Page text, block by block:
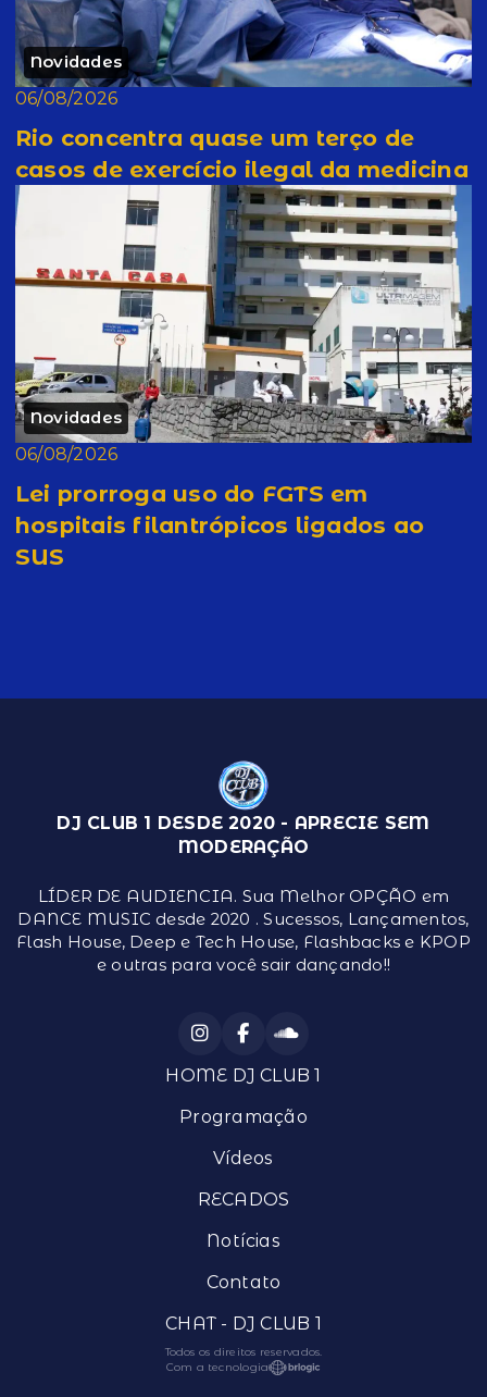
Novidades
06/08/2026
Rio concentra quase um terço de
casos de exercício ilegal da medicina
Novidades
06/08/2026
Lei prorroga uso do FGTS em
hospitais filantrópicos ligados ao
SUS
DJ CLUB 1 DESDE 2020 - APRECIE SEM
MODERAÇÃO
LÍDER DE AUDIENCIA. Sua Melhor OPÇÃO em
DANCE MUSIC desde 2020 . Sucessos, Lançamentos,
Flash House, Deep e Tech House, Flashbacks e KPOP
e outras para você sair dançando!!
HOME DJ CLUB 1
Programação
Vídeos
RECADOS
Notícias
Contato
CHAT - DJ CLUB 1
Todos os direitos reservados.
Com a tecnologia